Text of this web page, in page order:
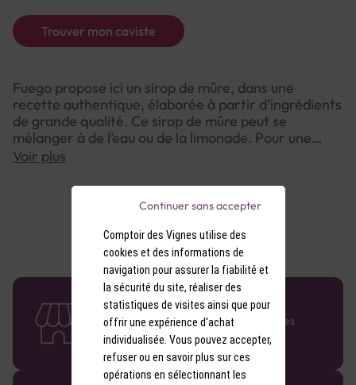
Trouver mon caviste
Fuego propose ici un sirop de mûre, dans une
recette authentique, élaborée à partir d’ingrédients
de grande qualité. Ce sirop de mûre peut se
mélanger à de l’eau ou de la limonade. Pour une
version plus forte, il se mariera également très bien
Voir plus
58 caves en France
Retrouvez le réseau Comptoir des Vignes
partout en France !
Comptoir des Vignes utilise des
cookies et des informations de
navigation pour assurer la fiabilité et
la sécurité du site, réaliser des
statistiques de visites ainsi que pour
offrir une expérience d'achat
individualisée. Vous pouvez accepter,
refuser ou en savoir plus sur ces
opérations en sélectionnant les
Continuer sans accepter